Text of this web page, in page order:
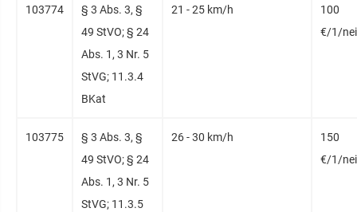
103774
§ 3 Abs. 3, §
49 StVO; § 24
Abs. 1, 3 Nr. 5
StVG; 11.3.4
BKat
21 - 25 km/h
100
€/1/
103775
§ 3 Abs. 3, §
49 StVO; § 24
Abs. 1, 3 Nr. 5
StVG; 11.3.5
26 - 30 km/h
150
€/1/